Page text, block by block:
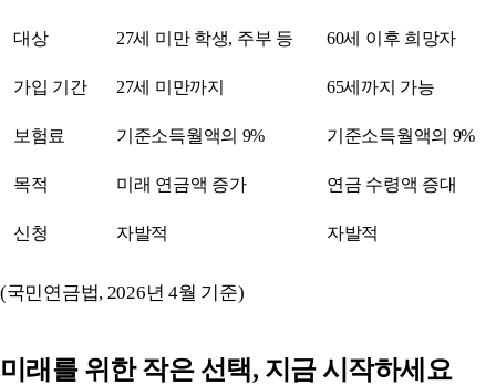
대상 27세 미만 학생, 주부 등 60세 이후 희망자
가입 기간 27세 미만까지 65세까지 가능
보험료 기준소득월액의 9% 기준소득월액의 9%
목적 미래 연금액 증가 연금 수령액 증대
신청 자발적 자발적
(국민연금법, 2026년 4월 기준)
미래를 위한 작은 선택, 지금 시작하세요